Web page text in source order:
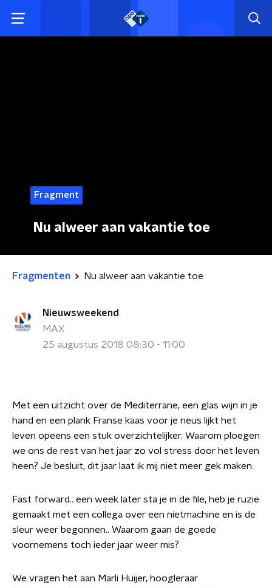
Fragment
Nu alweer aan vakantie toe
Fragmenten Nu alweer aan vakantie toe
Nieuwsweekend
MAX
25 augustus 2018 08:30 - 11:00
Met een uitzicht over de Mediterrane, een glas wijn in je
hand en een plank Franse kaas voor je neus lijkt het
leven opeens een stuk overzichtelijker. Waarom ploegen
we ons de rest van het jaar zo vol stress door het leven
heen? Je besluit, dit jaar laat ik mij niet meer gek maken.
Fast forward.. een week later sta je in de file, heb je ruzie
gemaakt met een collega over een nietmachine en is de
sleur weer begonnen.. Waarom gaan de goede
voornemens toch ieder jaar weer mis?
We vragen het aan Marli Huijer, hoogleraar